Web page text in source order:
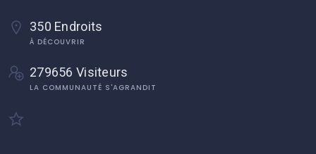
350 Endroits
À DÉCOUVRIR
279656 Visiteurs
LA COMMUNAUTÉ S'AGRANDIT